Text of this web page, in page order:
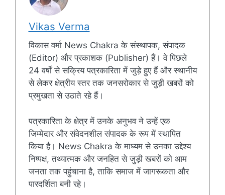
Vikas Verma
विकास वर्मा News Chakra के संस्थापक, संपादक
(Editor) और प्रकाशक (Publisher) हैं। वे पिछले
24 वर्षों से सक्रिय पत्रकारिता में जुड़े हुए हैं और स्थानीय
से लेकर क्षेत्रीय स्तर तक जनसरोकार से जुड़ी खबरों को
प्रमुखता से उठाते रहे हैं।
पत्रकारिता के क्षेत्र में उनके अनुभव ने उन्हें एक
जिम्मेदार और संवेदनशील संपादक के रूप में स्थापित
किया है। News Chakra के माध्यम से उनका उद्देश्य
निष्पक्ष, तथ्यात्मक और जनहित से जुड़ी खबरों को आम
जनता तक पहुंचाना है, ताकि समाज में जागरूकता और
पारदर्शिता बनी रहे।